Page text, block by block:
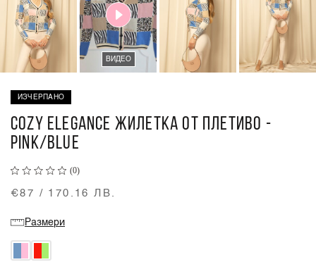
ВИДЕО
ИЗЧЕРПАНО
COZY ELEGANCE ЖИЛЕТКА ОТ ПЛЕТИВО -
PINK/BLUE
(0)
€87 / 170.16 ЛВ.
Размери